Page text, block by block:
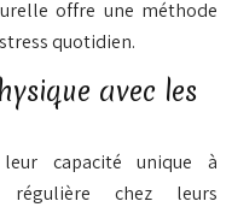
offre une méthode
quotidien.
avec les
capacité unique à
régulière chez leurs